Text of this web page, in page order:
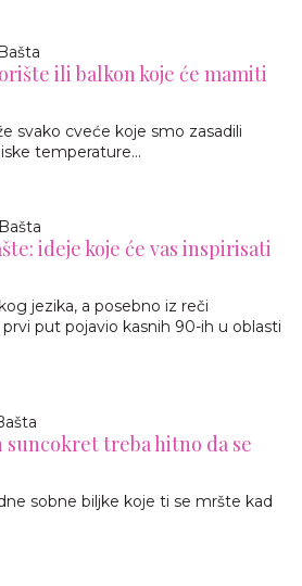
ili balkon koje će mamiti
svako cveće koje smo zasadili
temperature...
ideje koje će vas inspirisati
jezika, a posebno iz reči
put pojavio kasnih 90-ih u oblasti
suncokret treba hitno da se
sobne biljke koje ti se mršte kad